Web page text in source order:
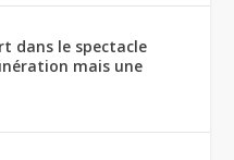
dans le spectacle
mais une